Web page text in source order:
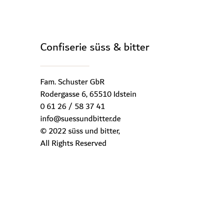
Con­fi­se­rie süss & bit­ter
Fam. Schuster GbR
Rodergasse 6, 65510 Idstein
0 61 26 / 58 37 41
info@suessundbitter.de
© 2022 süss und bitter,
All Rights Reserved